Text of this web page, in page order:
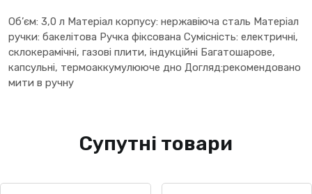
Об’єм: 3,0 л Матеріал корпусу: нержавіюча сталь Матеріал
ручки: бакелітова Ручка фіксована Сумісність: електричні,
склокерамічні, газові плити, індукційні Багатошарове,
капсульні, термоаккумулююче дно Догляд:рекомендовано
мити в ручну
Супутні товари